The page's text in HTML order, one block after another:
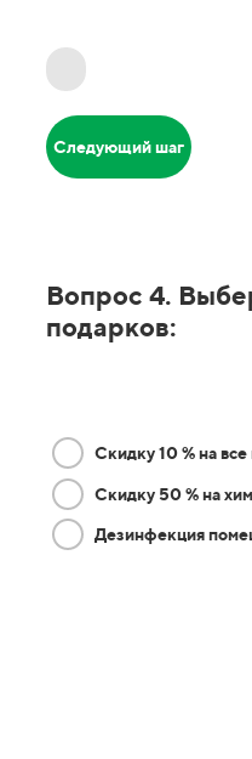
Следующий шаг
Вопрос 4.
подарков:
Скидку 10 % на
Скидку 50 % на
Дезинфекция